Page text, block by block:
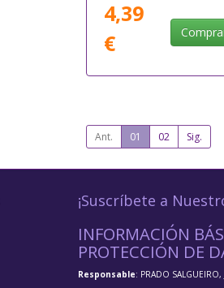
4,39
€
Ant. 01 02 Sig.
¡Suscríbete a
INFORMACIÓN
PROTECCIÓN DE
Responsable: PRADO SALGUEIRO,